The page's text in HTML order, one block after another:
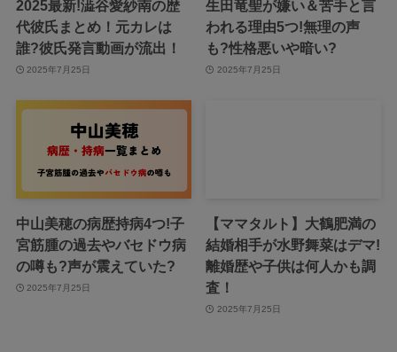
2025最新!澁谷愛紗南の歴
代彼氏まとめ！元カレは
誰?彼氏発言動画が流出！
2025年7月25日
生田竜聖が嫌い＆苦手と言
われる理由5つ!無理の声
も?性格悪いや暗い?
2025年7月25日
中山美穂の病歴持病4つ!子
宮筋腫の過去やバセドウ病
の噂も?声が震えていた?
2025年7月25日
【ママタルト】大鶴肥満の
結婚相手が水野舞菜はデマ!
離婚歴や子供は何人かも調
査！
2025年7月25日